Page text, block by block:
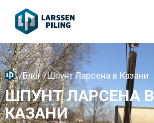
/Блог/Шпунт Ларсена в Казани
ШПУНТ ЛАРСЕНА В
КАЗАНИ